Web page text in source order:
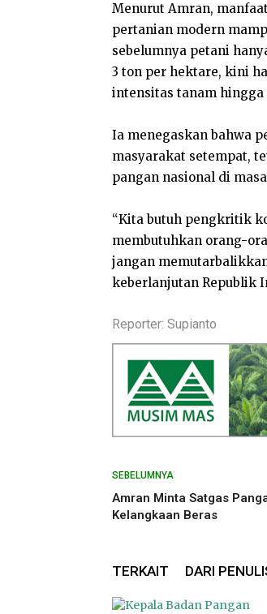
Menurut Amran,
pertanian modern
sebelumnya petani
3 ton per hektare, kini
intensitas tanam
Ia menegaskan bahwa
masyarakat setempat,
pangan nasional di
“Kita butuh pengkritik
membutuhkan orang-
jangan
keberlanjutan Republik
Reporter: Supianto
SEBELUMNYA
Amran Minta Satgas
Kelangkaan Beras
TERKAIT DARI